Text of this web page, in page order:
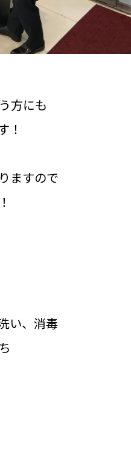
方にも
！
ますので
い、消毒